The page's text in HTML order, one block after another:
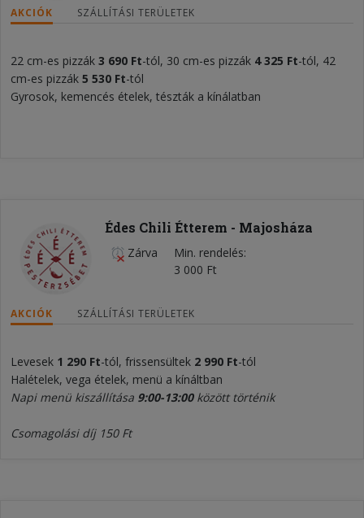
AKCIÓK SZÁLLÍTÁSI TERÜLETEK
22 cm-es pizzák 3 690 Ft-tól, 30 cm-es pizzák 4 325 Ft-tól, 42
cm-es pizzák 5 530 Ft-tól
Gyrosok, kemencés ételek, tészták a kínálatban
Édes Chili Étterem - Majosháza
Zárva
Min. rendelés
3 000 Ft
AKCIÓK SZÁLLÍTÁSI TERÜLETEK
Levesek 1 290 Ft-tól, frissensültek 2 990 Ft-tól
Halételek, vega ételek, menü a kínáltban
Napi menü kiszállítása 9:00-13:00között történik
Csomagolási díj 150 Ft